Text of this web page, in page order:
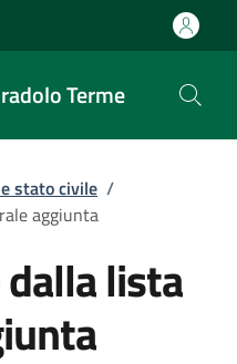
Terme
stato civile /
aggiunta
dalla lista